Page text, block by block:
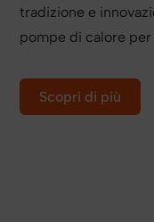
tradizione e
pompe di calore per
Scopri di più